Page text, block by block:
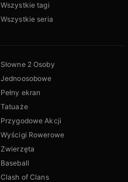
Wszystkie tagi
Wszystkie seria
Słowne 2 Osoby
Jednoosobowe
Pełny ekran
Tatuaże
Przygodowe Akcji
Wyścigi Rowerowe
Zwierzęta
Baseball
Clash of Clans